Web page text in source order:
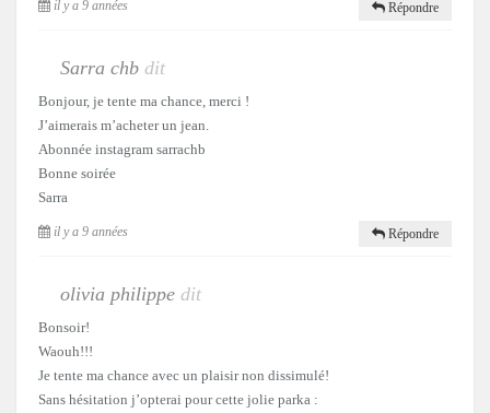
il y a 9 années Répondre
Sarra chb dit
Bonjour, je tente ma chance, merci !
J’aimerais m’acheter un jean.
Abonnée instagram sarrachb
Bonne soirée
Sarra
il y a 9 années Répondre
olivia philippe dit
Bonsoir!
Waouh!!!
Je tente ma chance avec un plaisir non dissimulé!
Sans hésitation j’opterai pour cette jolie parka :